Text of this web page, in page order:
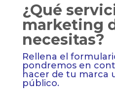
¿Qué
marketing
necesitas?
Rellena el
pondremos en
hacer de tu marca
público.